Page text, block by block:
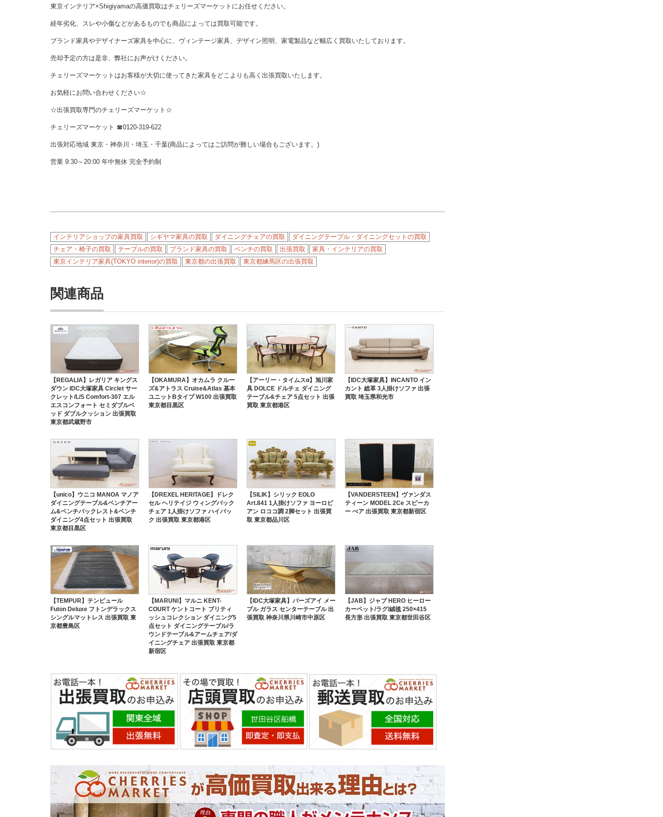
東京インテリア×Shigiyamaの高価買取はチェリーズマーケットにお任せください。
経年劣化、スレや小傷などがあるものでも商品によっては買取可能です。
ブランド家具やデザイナーズ家具を中心に、ヴィンテージ家具、デザイン照明、家電製品など幅広く買取いたしております。
売却予定の方は是非、弊社にお声がけください。
チェリーズマーケットはお客様が大切に使ってきた家具をどこよりも高く出張買取いたします。
お気軽にお問い合わせください☆
☆出張買取専門のチェリーズマーケット☆
チェリーズマーケット ☎︎0120-319-622
出張対応地域 東京・神奈川・埼玉・千葉(商品によってはご訪問が難しい場合もございます。)
営業 9:30～20:00 年中無休 完全予約制
インテリアショップの家具買取 シギヤマ家具の買取 ダイニングチェアの買取
ダイニングテーブル・ダイニングセットの買取
チェア・椅子の買取
テーブルの買取 ブランド家具の買取 ベンチの買取 出張買取
家具・インテリアの買取
東京インテリア家具(TOKYO interior)の買取
東京都の出張買取 東京都練馬区の出張買取
関連商品
【REGALIA】レガリア キングス
ダウン IDC大塚家具 Circlet サー
クレット/L/S Comfort-307 エル
エスコンフォート セミダブルベ
ッド ダブルクッション 出張買取
東京都武蔵野市
【OKAMURA】オカムラ クルー
ズ&アトラス Cruise&Atlas 基本
ユニットBタイプ W100 出張買取
東京都目黒区
【アーリー・タイムスα】旭川家
具 DOLCE ドルチェ ダイニング
テーブル&チェア 5点セット 出張
買取 東京都港区
【IDC大塚家具】INCANTO イン
カント 総革 3人掛けソファ 出張
買取 埼玉県和光市
【unico】ウニコ MANOA マノア
ダイニングテーブル&ベンチアー
ム&ベンチバックレスト&ベンチ
ダイニング4点セット 出張買取
東京都目黒区
【DREXEL HERITAGE】ドレク
セル ヘリテイジ ウィングバック
チェア 1人掛けソファ ハイバッ
ク 出張買取 東京都港区
【SILIK】シリック EOLO
Art.841 1人掛けソファ ヨーロピ
アン ロココ調 2脚セット 出張買
取 東京都品川区
【VANDERSTEEN】ヴァンダス
ティーン MODEL 2Ce スピーカ
ー ぺア 出張買取 東京都新宿区
【TEMPUR】テンピュール
Futon Deluxe フトンデラックス
シングルマットレス 出張買取 東
京都豊島区
【MARUNI】マルニ KENT-
COURT ケントコート ブリティ
ッシュコレクション ダイニング5
点セット ダイニングテーブル/ラ
ウンドテーブル&アームチェア/ダ
イニングチェア 出張買取 東京都
新宿区
【IDC大塚家具】バーズアイ メー
プル ガラス センターテーブル 出
張買取 神奈川県川崎市中原区
【JAB】ジャブ HERO ヒーロー
カーペット/ラグ/絨毯 250×415
長方形 出張買取 東京都世田谷区